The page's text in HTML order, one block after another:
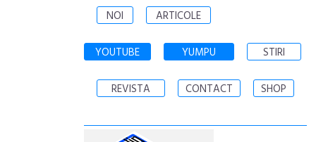
NOI ARTICOLE
YOUTUBE YUMPU STIRI
REVISTA CONTACT SHOP